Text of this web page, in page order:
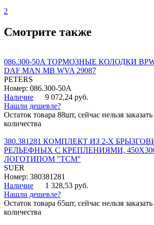
2
Смотрите также
086.300-50A ТОРМОЗНЫЕ КОЛОДКИ
DAF MAN MB WVA 29087
PETERS
Номер: 086.300-50A
Наличие
9 072,24 руб.
Нашли дешевле?
Остаток товара 88шт, сейчас нельзя
количества
380.381281 КОМПЛЕКТ ИЗ 2-Х
РЕЛЬЕФНЫХ С КРЕПЛЕНИЯМИ,
ЛОГОТИПОМ "ТСМ"
SUER
Номер: 380381281
Наличие
1 328,53 руб.
Нашли дешевле?
Остаток товара 65шт, сейчас нельзя
количества